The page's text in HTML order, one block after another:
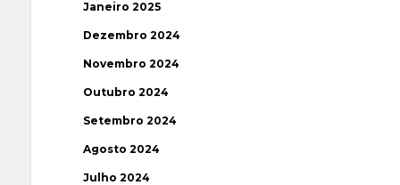
Janeiro 2025
Dezembro 2024
Novembro 2024
Outubro 2024
Setembro 2024
Agosto 2024
Julho 2024